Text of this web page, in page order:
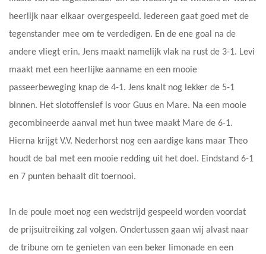
heerlijk naar elkaar overgespeeld. Iedereen gaat goed met de
tegenstander mee om te verdedigen. En de ene goal na de
andere vliegt erin. Jens maakt namelijk vlak na rust de 3-1. Levi
maakt met een heerlijke aanname en een mooie
passeerbeweging knap de 4-1. Jens knalt nog lekker de 5-1
binnen. Het slotoffensief is voor Guus en Mare. Na een mooie
gecombineerde aanval met hun twee maakt Mare de 6-1.
Hierna krijgt V.V. Nederhorst nog een aardige kans maar Theo
houdt de bal met een mooie redding uit het doel. Eindstand 6-1
en 7 punten behaalt dit toernooi.
In de poule moet nog een wedstrijd gespeeld worden voordat
de prijsuitreiking zal volgen. Ondertussen gaan wij alvast naar
de tribune om te genieten van een beker limonade en een